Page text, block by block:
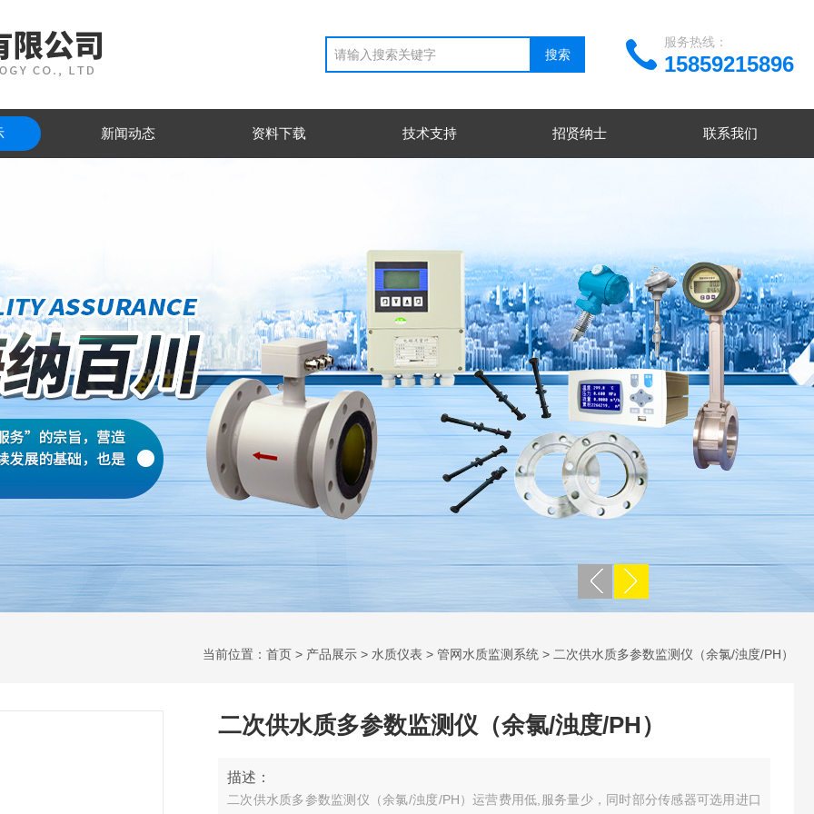
15859215896
服务热线：
新闻动态 资料下载 技术支持 招贤纳士 联系我们
当前位置： 首页 > 产品展示 > 水质仪表 > 管网水质监测系统 > 二次供水质多参数监测仪（余氯/浊度/PH）
二次供水质多参数监测仪（余氯/浊度/PH）
描述：
二次供水质多参数监测仪（余氯/浊度/PH）运营费用低,服务量少，同时部分传感器可选用进口